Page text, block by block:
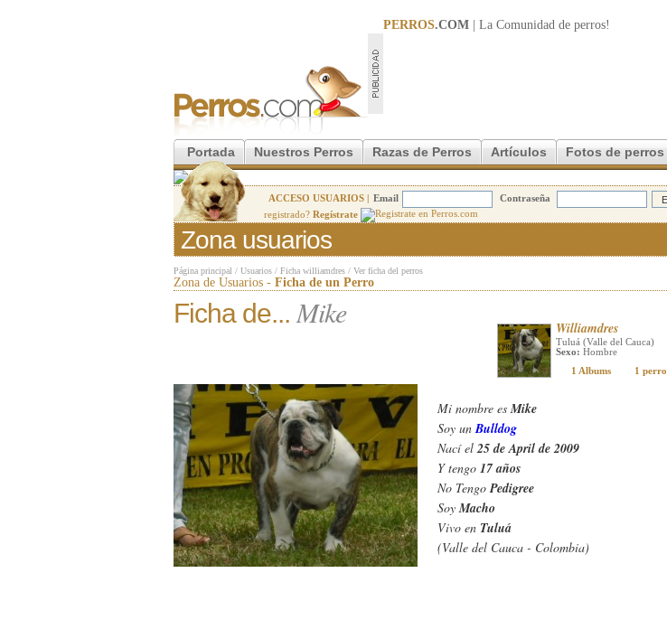
PERROS.COM | La Comunidad de perros!
Portada Nuestros Perros Razas de Perros Artículos Fotos de perros
ACCESO USUARIOS | Email Contraseña
registrado? Regístrate
Zona usuarios
Página principal / Usuarios / Ficha williamdres / Ver ficha del perros
Zona de Usuarios - Ficha de un Perro
Ficha de... Mike Williamdres
Tuluá (Valle del Cauca)
Sexo: Hombre
1 Albums
1 perro
Mi nombre esMike
Soy unBulldog
Nací el25 de April de 2009
Y tengo 17 años
No TengoPedigree
SoyMacho
Vivo en Tuluá
(Valle del Cauca - Colombia)